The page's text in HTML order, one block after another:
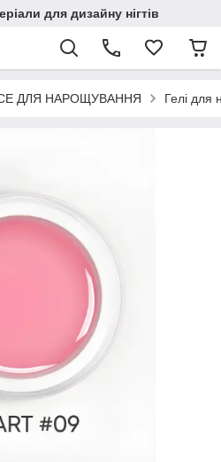
для дизайну нігтів
ДЛЯ НАРОЩУВАННЯ Гелі для